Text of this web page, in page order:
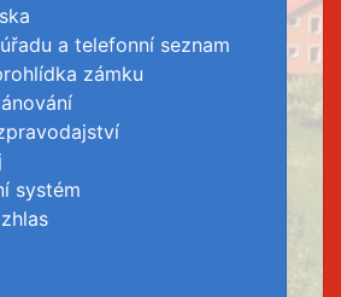
a telefonní seznam
zámku
systém